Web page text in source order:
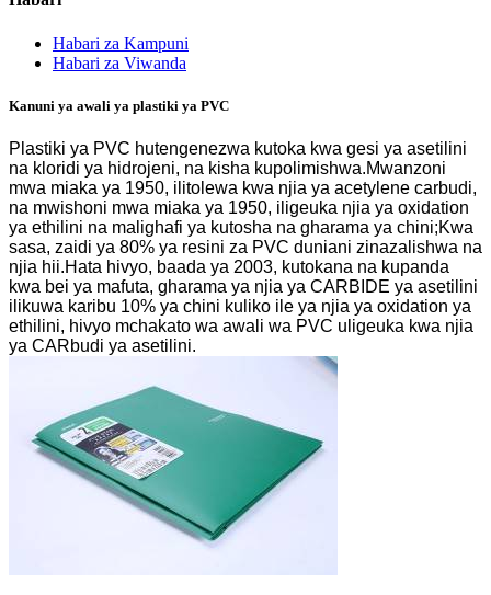
Habari za Kampuni
Habari za Viwanda
Kanuni ya awali ya plastiki ya PVC
Plastiki ya PVC hutengenezwa kutoka kwa gesi ya asetilini
na kloridi ya hidrojeni, na kisha kupolimishwa.Mwanzoni
mwa miaka ya 1950, ilitolewa kwa njia ya acetylene carbudi,
na mwishoni mwa miaka ya 1950, iligeuka njia ya oxidation
ya ethilini na malighafi ya kutosha na gharama ya chini;Kwa
sasa, zaidi ya 80% ya resini za PVC duniani zinazalishwa na
njia hii.Hata hivyo, baada ya 2003, kutokana na kupanda
kwa bei ya mafuta, gharama ya njia ya CARBIDE ya asetilini
ilikuwa karibu 10% ya chini kuliko ile ya njia ya oxidation ya
ethilini, hivyo mchakato wa awali wa PVC uligeuka kwa njia
ya CARbudi ya asetilini.